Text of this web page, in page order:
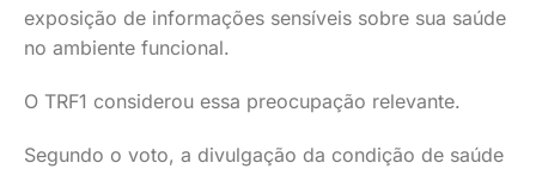
exposição de informações sensíveis sobre sua saúde
no ambiente funcional.
O TRF1 considerou essa preocupação relevante.
Segundo o voto, a divulgação da condição de saúde